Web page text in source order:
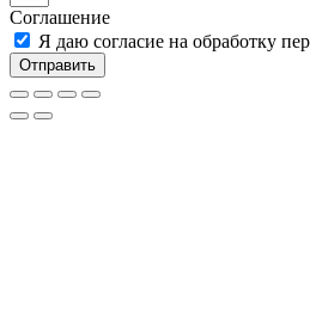
Соглашение
Я даю согласие на обработку
Отправить